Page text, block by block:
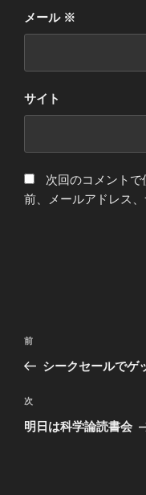
メール ※
サイト
次回のコメント
前、メールアドレス、
投
ナ
ビ
ゲ
前
の
稿
前
シークセールでゲ
次
の
次
明日は科学論読書会